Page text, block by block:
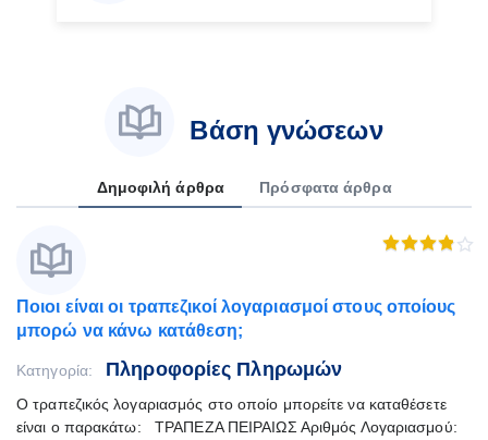
Βάση γνώσεων
Δημοφιλή άρθρα Πρόσφατα άρθρα
Ποιοι είναι οι τραπεζικοί λογαριασμοί στους οποίους
μπορώ να κάνω κατάθεση;
Κατηγορία: Πληροφορίες Πληρωμών
Ο τραπεζικός λογαριασμός στο οποίο μπορείτε να καταθέσετε
είναι ο παρακάτω: ΤΡΑΠΕΖΑ ΠΕΙΡΑΙΩΣ Αριθμός Λογαριασμού: